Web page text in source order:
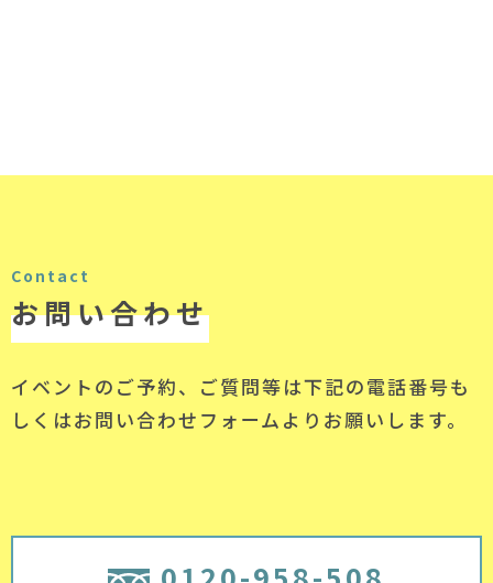
Contact
お問い合わせ
イベントのご予約、ご質問等は下記の電話番号も
しくはお問い合わせフォームよりお願いします。